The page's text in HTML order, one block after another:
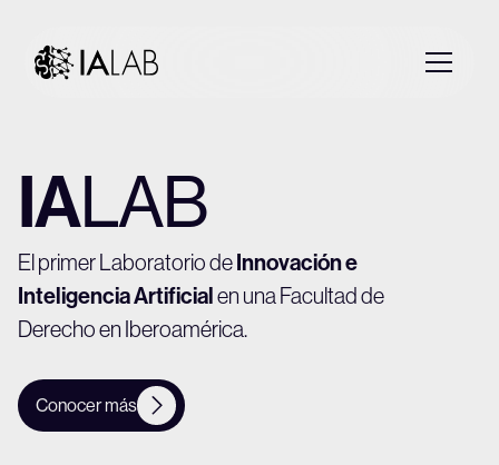
IALAB
El primer Laboratorio deInnovación e
Inteligencia Artificialen una Facultad de
Derecho en Iberoamérica.
Conocer más